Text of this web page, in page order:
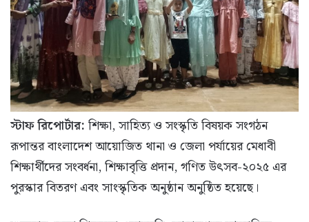
স্টাফ রিপোর্টার: শিক্ষা, সাহিত্য ও সংস্কৃতি বিষয়ক সংগঠন
রূপান্তর বাংলাদেশ আয়োজিত থানা ও জেলা পর্যায়ের মেধাবী
শিক্ষার্থীদের সংবর্ধনা, শিক্ষাবৃত্তি প্রদান, গণিত উৎসব-২০২৫ এর
পুরস্কার বিতরণ এবং সাংস্কৃতিক অনুষ্ঠান অনুষ্ঠিত হয়েছে।